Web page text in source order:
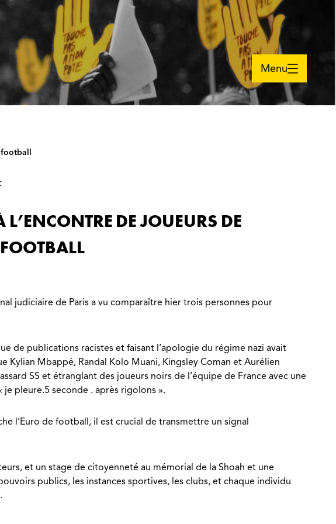
Menu
L’ENCONTRE DE JOUEURS DE
judiciaire de Paris a vu comparaître hier trois personnes pour
de publications racistes et faisant l’apologie du régime nazi avait
Kylian Mbappé, Randal Kolo Muani, Kingsley Coman et Aurélien
SS et étranglant des joueurs noirs de l’équipe de France avec une
pleure.5 seconde . après rigolons ».
l’Euro de football, il est crucial de transmettre un signal
et un stage de citoyenneté au mémorial de la Shoah et une
publics, les instances sportives, les clubs, et chaque individu